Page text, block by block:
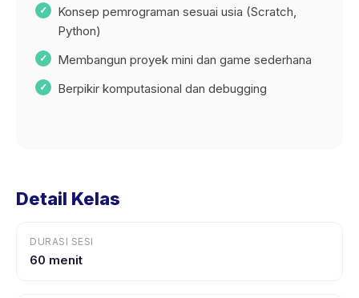
Konsep pemrograman sesuai usia (Scratch,
Python)
Membangun proyek mini dan game sederhana
Berpikir komputasional dan debugging
Detail Kelas
DURASI SESI
60 menit